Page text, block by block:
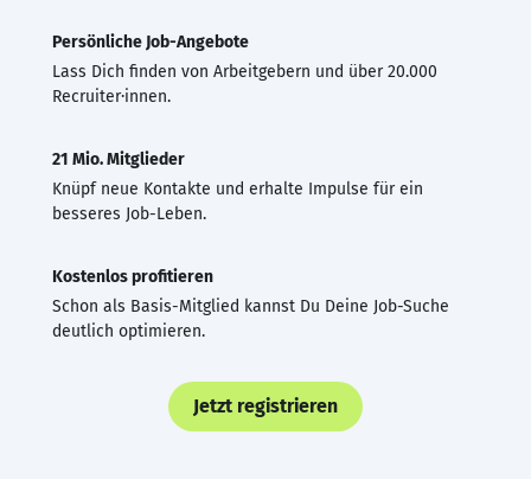
Persönliche Job-Angebote
Lass Dich finden von Arbeitgebern und über 20.000
Recruiter·innen.
21 Mio. Mitglieder
Knüpf neue Kontakte und erhalte Impulse für ein
besseres Job-Leben.
Kostenlos profitieren
Schon als Basis-Mitglied kannst Du Deine Job-Suche
deutlich optimieren.
Jetzt registrieren